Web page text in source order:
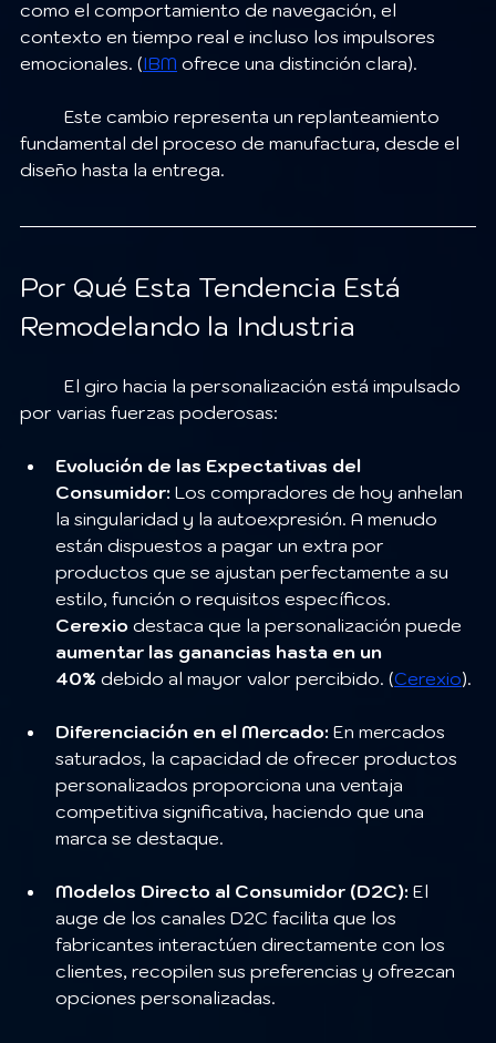
como el comportamiento de navegación, el
contexto en tiempo real e incluso los impulsores
emocionales. (IBM ofrece una distinción clara).
fundamental del proceso de manufactura, desde el
diseño hasta la entrega.
Por Qué Esta Tendencia Está
Remodelando la Industria
por varias fuerzas poderosas:
Evolución de las Expectativas del
Consumidor: Los compradores de hoy anhelan
la singularidad y la autoexpresión. A menudo
están dispuestos a pagar un extra por
productos que se ajustan perfectamente a su
estilo, función o requisitos específicos.
Cerexio destaca que la personalización puede
aumentar las ganancias hasta en un
40% debido al mayor valor percibido. (Cerexio).
Diferenciación en el Mercado: En mercados
saturados, la capacidad de ofrecer productos
personalizados proporciona una ventaja
competitiva significativa, haciendo que una
marca se destaque.
Modelos Directo al Consumidor (D2C): El
auge de los canales D2C facilita que los
fabricantes interactúen directamente con los
clientes, recopilen sus preferencias y ofrezcan
opciones personalizadas.